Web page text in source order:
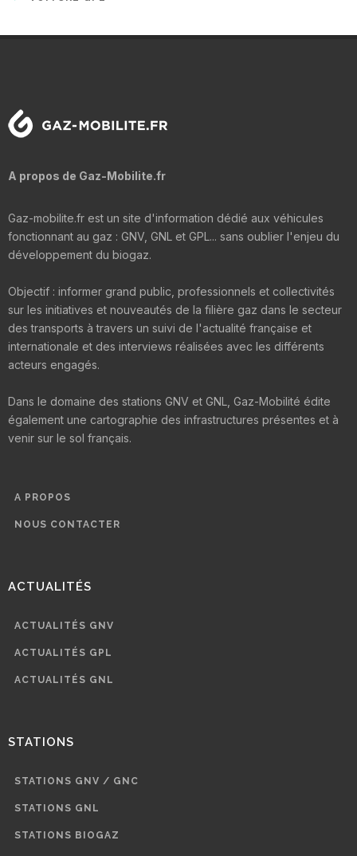
A propos de Gaz-Mobilite.fr
Gaz-mobilite.fr est un site d'information dédié aux véhicules
fonctionnant au gaz : GNV, GNL et GPL... sans oublier l'enjeu du
développement du biogaz.
Objectif : informer grand public, professionnels et collectivités
sur les initiatives et nouveautés de la filière gaz dans le secteur
des transports à travers un suivi de l'actualité française et
internationale et des interviews réalisées avec les différents
acteurs engagés.
Dans le domaine des stations GNV et GNL, Gaz-Mobilité édite
également une cartographie des infrastructures présentes et à
venir sur le sol français.
A PROPOS
NOUS CONTACTER
ACTUALITÉS
ACTUALITÉS GNV
ACTUALITÉS GPL
ACTUALITÉS GNL
STATIONS
STATIONS GNV / GNC
STATIONS GNL
STATIONS BIOGAZ